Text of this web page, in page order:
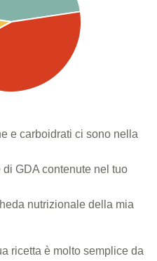
e carboidrati ci sono nella
GDA contenute nel tuo
nutrizionale della mia
ricetta è molto semplice da